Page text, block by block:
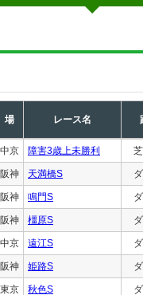
場 レース名
中京 障害3歳上未勝利
阪神 天満橋S
阪神 鳴門S
阪神 橿原S
中京 遠江S
阪神 姫路S
東京 秋色S